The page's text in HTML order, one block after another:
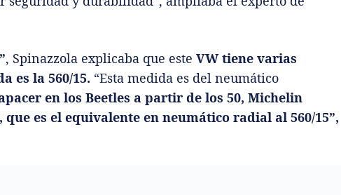
, Spinazzola explicaba que este VW tiene varias
es la 560/15. “Esta medida es del neumático
en los Beetles a partir de los 50, Michelin
que es el equivalente en neumático radial al 560/15”,